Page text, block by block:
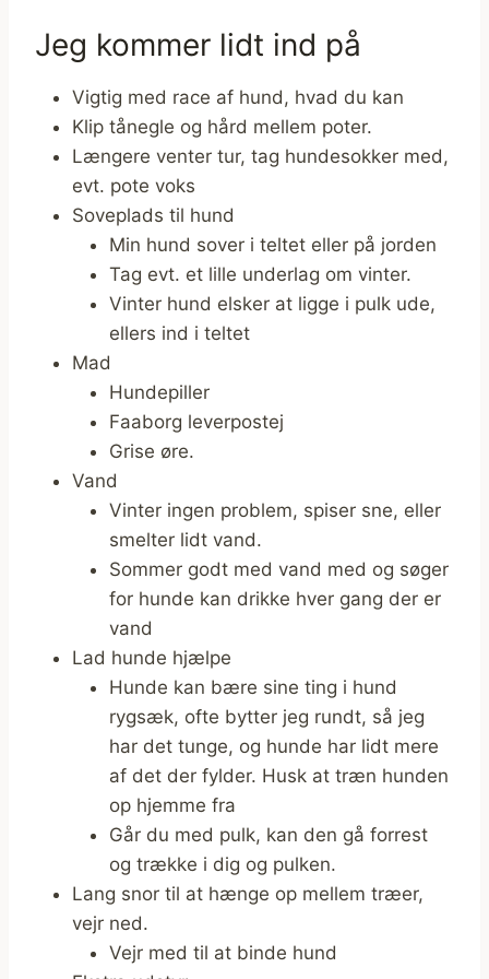
Jeg kommer lidt ind på
Vigtig med race af hund, hvad du kan
Klip tånegle og hård mellem poter.
Længere venter tur, tag hundesokker med,
evt. pote voks
Soveplads til hund
Min hund sover i teltet eller på jorden
Tag evt. et lille underlag om vinter.
Vinter hund elsker at ligge i pulk ude,
ellers ind i teltet
Mad
Hundepiller
Faaborg leverpostej
Grise øre.
Vand
Vinter ingen problem, spiser sne, eller
smelter lidt vand.
Sommer godt med vand med og søger
for hunde kan drikke hver gang der er
vand
Lad hunde hjælpe
Hunde kan bære sine ting i hund
rygsæk, ofte bytter jeg rundt, så jeg
har det tunge, og hunde har lidt mere
af det der fylder. Husk at træn hunden
op hjemme fra
Går du med pulk, kan den gå forrest
og trække i dig og pulken.
Lang snor til at hænge op mellem træer,
vejr ned.
Vejr med til at binde hund